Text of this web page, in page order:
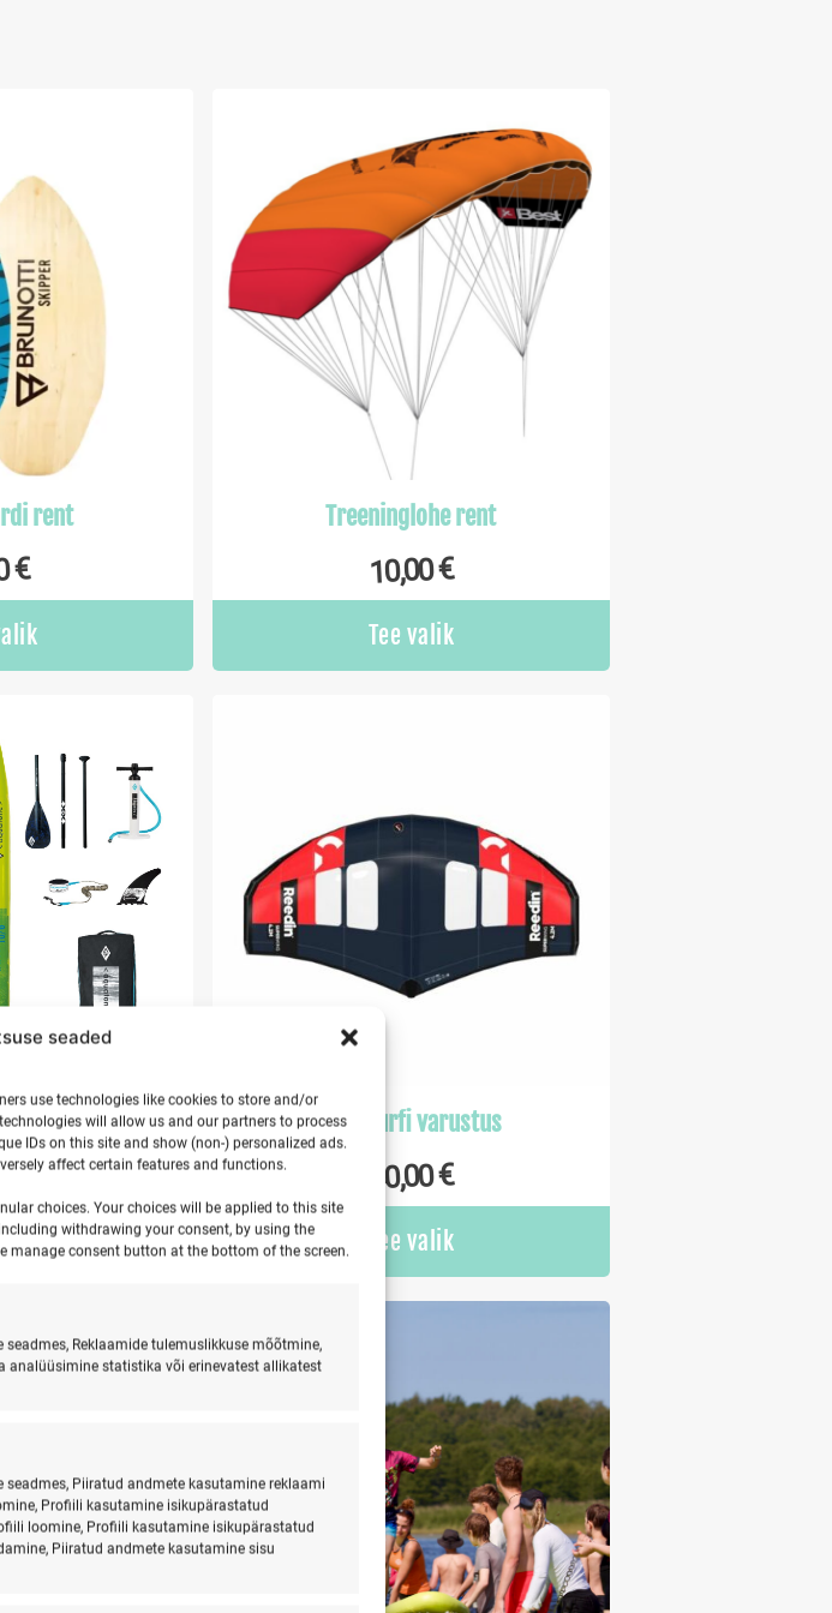
seaded
use technologies like cookies to store and/or
will allow us and our partners to process
IDs on this site and show (non-) personalized ads.
affect certain features and functions.
choices. Your choices will be applied to this site
withdrawing your consent, by using the
manage consent button at the bottom of the screen.
Reklaamide tulemuslikkuse mõõtmine,
analüüsimine statistika või erinevatest allikatest
Piiratud andmete kasutamine reklaami
Profiili kasutamine isikupärastatud
loomine, Profiili kasutamine isikupärastatud
Piiratud andmete kasutamine sisu
rent
€
Treeninglohe rent
10,00€
Tee valik
rent
€
Tiivasurfi varustus
40,00€
Tee valik
%